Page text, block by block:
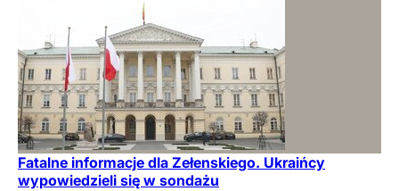
Fatalne informacje dla Zełenskiego. Ukraińcy
wypowiedzieli się w sondażu